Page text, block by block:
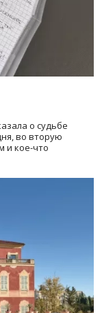
о судьбе
во вторую
и кое-что